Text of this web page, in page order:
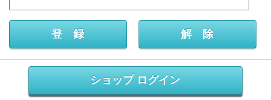
ショップ ログイン